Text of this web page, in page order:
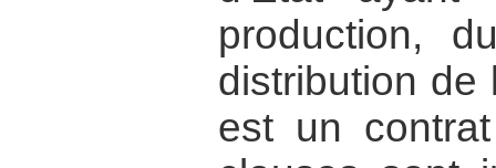
production,
distribution de
est un